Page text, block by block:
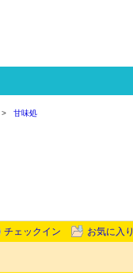
甘味処
チェックイン お気に入り